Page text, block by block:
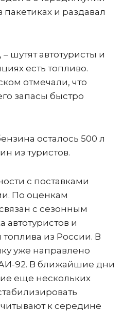
и раздавал
шутят автотуристы и
есть топливо.
отмечали, что
запасы быстро
осталось 500 л
из туристов.
с поставками
По оценкам
с сезонным
автотуристов и
из России. В
уже направлено
АИ-92. В ближайшие дни
еще нескольких
к середине